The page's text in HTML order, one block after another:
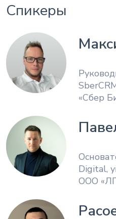
Спикеры
«Сбер
Digital,
ООО